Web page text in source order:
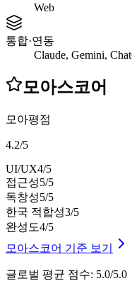
Web
통합·연동
Claude, Gemini,
모아스코어
모아평점
4.2/5
UI/UX4/5
접근성5/5
독창성5/5
한국 적합성3/5
완성도4/5
모아스코어 기준 보기
글로벌 평균 점수: 5.0/5.0